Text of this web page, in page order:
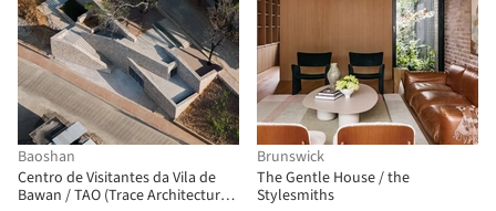
Baoshan
Centro de Visitantes da Vila de
Bawan / TAO (Trace Architecture
Brunswick
The Gentle House / the
Stylesmiths